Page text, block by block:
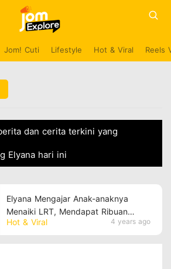
Jom! Cuti Lifestyle Hot & Viral Reels
dan cerita terkini yang
Elyana hari ini
Hot & Viral 4 years ago
Elyana Mengajar Anak-anaknya
Menaiki LRT, Mendapat Ribuan
Pujian Daripada Netizen